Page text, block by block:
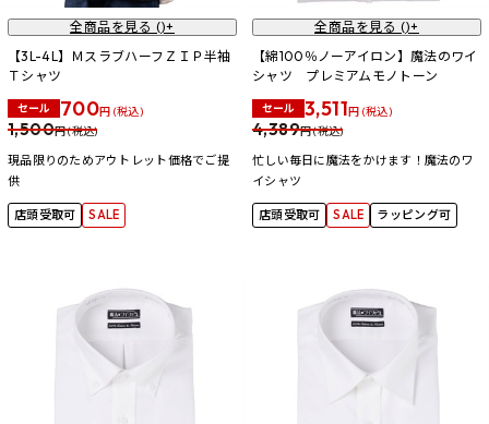
全商品を見る ()+
【3L-4L】ＭスラブハーフＺＩＰ半袖
Ｔシャツ
セール 700円 (税込)
1,500円 (税込)
現品限りのためアウトレット価格でご提
供
店頭受取可 SALE
全商品を見る ()+
【綿100％ノーアイロン】魔法のワイ
シャツ プレミアムモノトーン
セール 3,511円 (税込)
4,389円 (税込)
忙しい毎日に魔法をかけます！魔法のワ
イシャツ
店頭受取可 SALE ラッピング可